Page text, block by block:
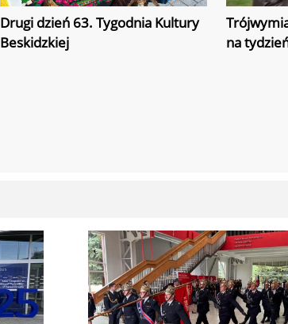
Drugi dzień 63. Tygodnia Kultury
Beskidzkiej
na